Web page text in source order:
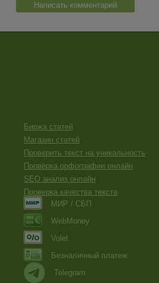
Написать комментарий
Биржа статей
Магазин статей
Проверить текст на уникальность
Проверка орфографии онлайн
SEO анализ онлайн
Проверка качества текста
МИР / СБП
WebMoney
Volet
Безналичный платеж
Telegram